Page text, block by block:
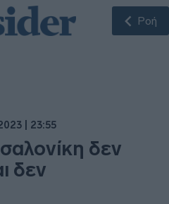
Ροή
| 23:55
δεν
δεν